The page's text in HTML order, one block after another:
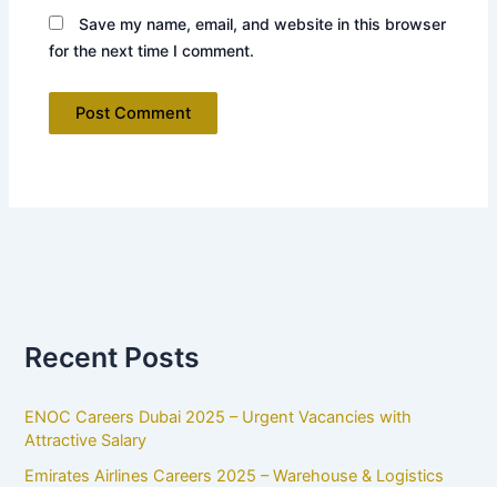
Save my name, email, and website in this browser
for the next time I comment.
Recent Posts
ENOC Careers Dubai 2025 – Urgent Vacancies with
Attractive Salary
Emirates Airlines Careers 2025 – Warehouse & Logistics